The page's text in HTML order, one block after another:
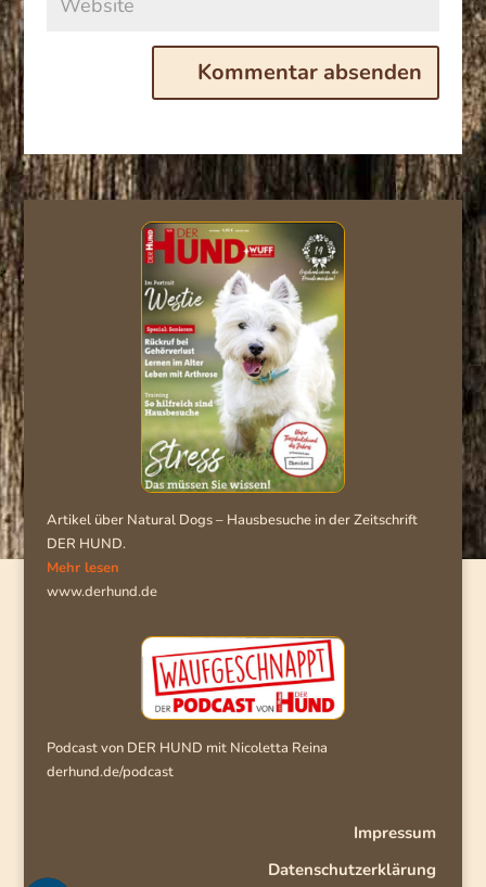
Artikel über Natural Dogs – Hausbesuche in der Zeitschrift
DER HUND.
Mehr lesen
www.derhund.de
Podcast von DER HUND mit Nicoletta Reina
derhund.de/podcast
Impressum
Datenschutzerklärung